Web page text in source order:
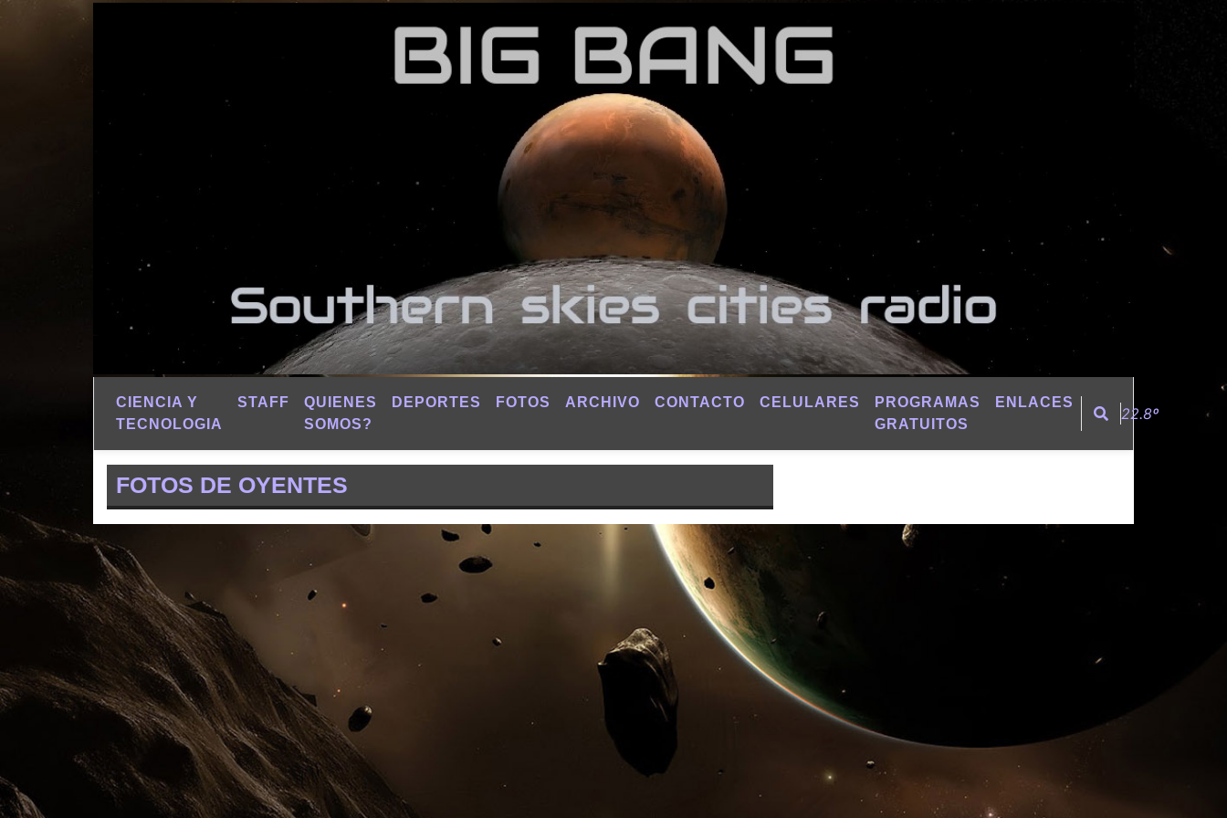
CIENCIA Y
TECNOLOGIA
STAFF
QUIENES
SOMOS?
DEPORTES FOTOS ARCHIVO CONTACTO CELULARES
PROGRAMAS
GRATUITOS
ENLACES
22.8º
FOTOS DE OYENTES